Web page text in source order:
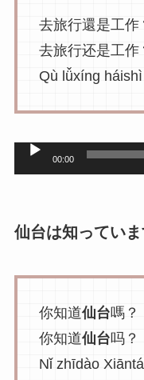
去旅行還是工作
去旅行还是工作
Qù lǚxíng háishì
レ
ヤ
00:00
仙台は知っていま
你知道仙台嗎？
你知道仙台吗？
Nǐ zhīdào